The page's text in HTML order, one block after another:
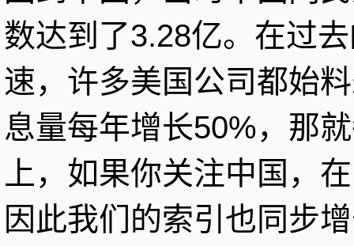
数达到了3.28亿。在过
速，许多美国公司都始
息量每年增长50%，那
上，如果你关注中国，
因此我们的索引也同步